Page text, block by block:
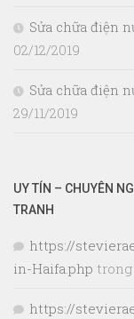
Sửa chữa điện
02/12/2019
Sửa chữa điện
29/11/2019
UY TÍN – CHUYÊN
TRANH
https://
in-Haifa.php trong
https://